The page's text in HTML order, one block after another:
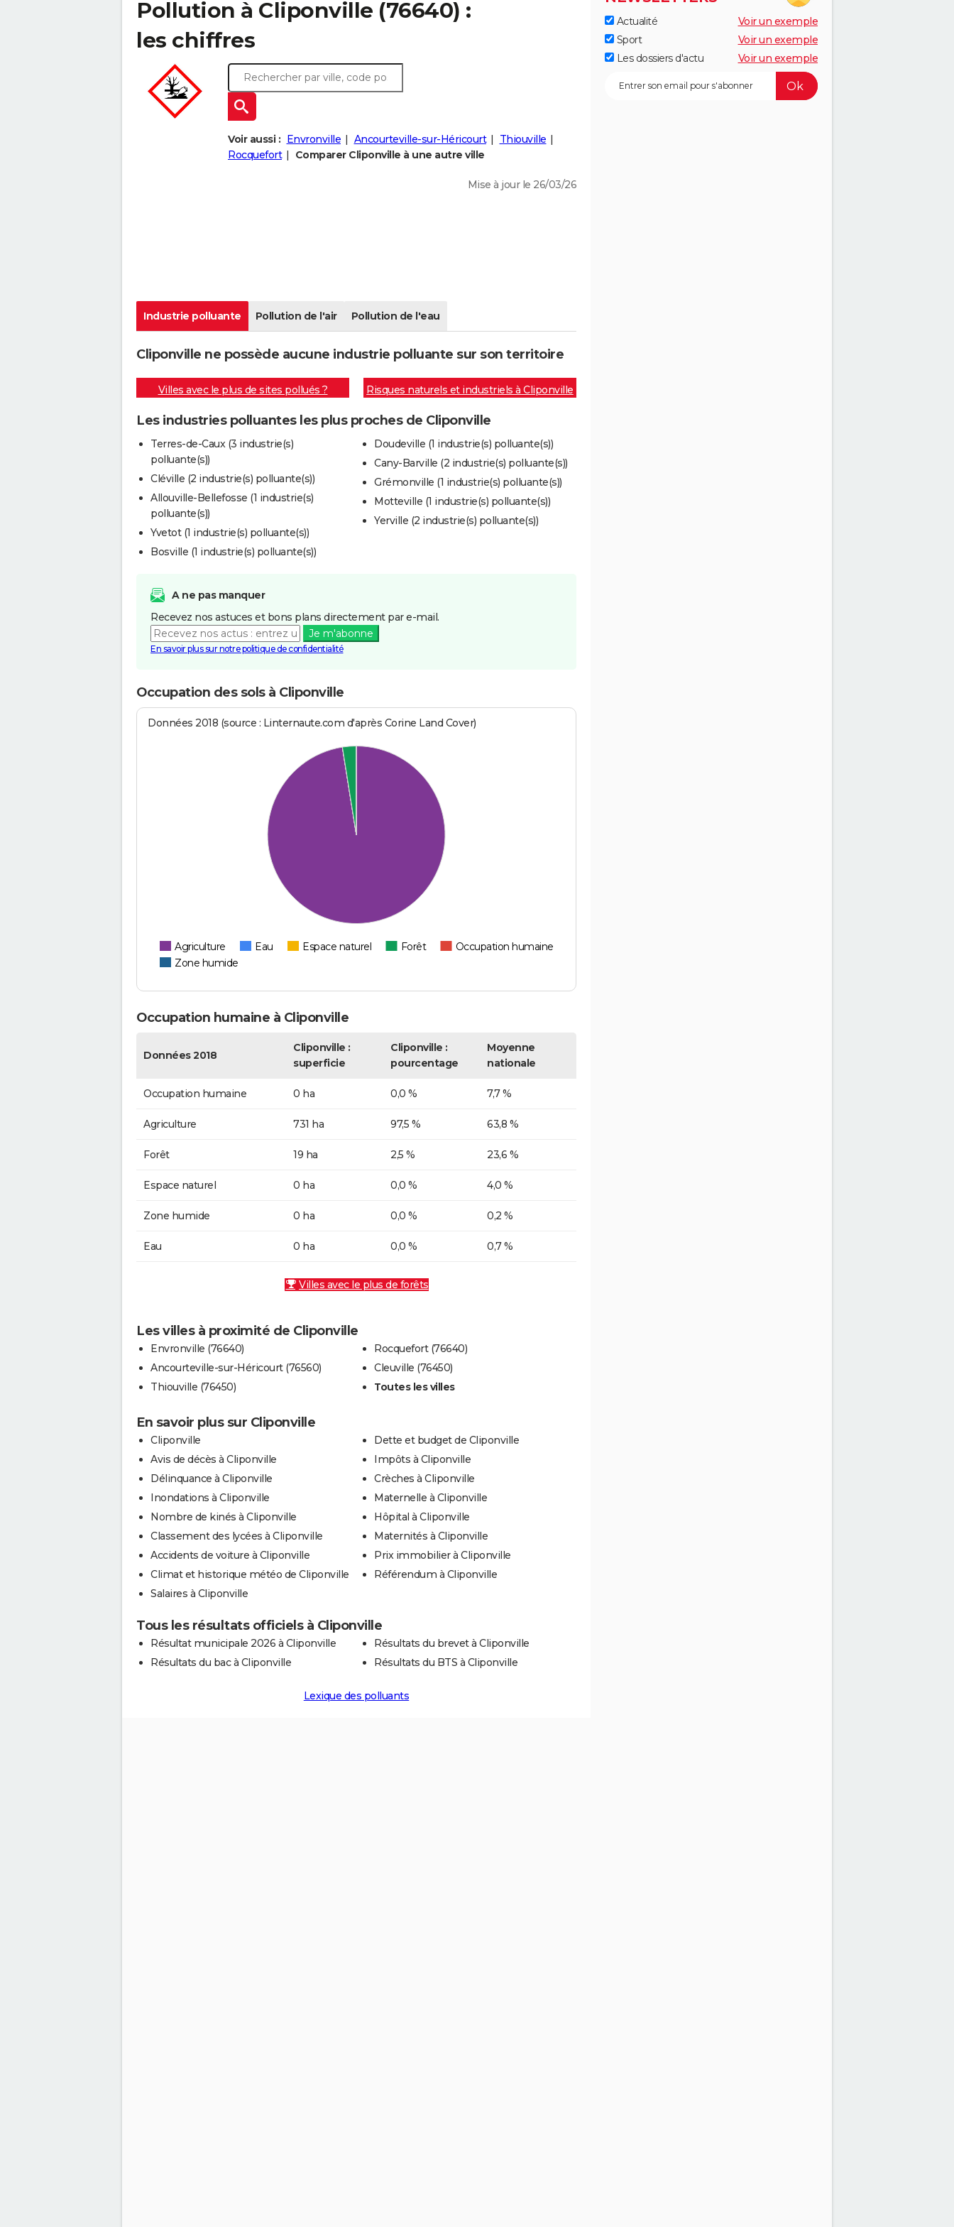
Pollution à Cliponville (76640) :
les chiffres
Voir aussi : Envronville Ancourteville-sur-Héricourt
Thiouville
Rocquefort
Comparer Cliponville à une autre ville
Mise à jour le 26/03/26
Industrie polluante Pollution de l'air Pollution de l'eau
Cliponville ne possède aucune industrie polluante sur son territoire
Villes avec le plus de sites pollués ? Risques naturels et industriels à Cliponville
Les industries polluantes les plus proches de Cliponville
Terres-de-Caux (3 industrie(s)
polluante(s))
Cléville (2 industrie(s) polluante(s))
Allouville-Bellefosse (1 industrie(s)
polluante(s))
Yvetot (1 industrie(s) polluante(s))
Bosville (1 industrie(s) polluante(s))
Doudeville (1 industrie(s) polluante(s))
Cany-Barville (2 industrie(s) polluante(s))
Grémonville (1 industrie(s) polluante(s))
Motteville (1 industrie(s) polluante(s))
Yerville (2 industrie(s) polluante(s))
A ne pas manquer
Recevez nos astuces et bons plans directement par e-mail.
Je m'abonne
En savoir plus sur notre politique de confidentialité
Occupation des sols à Cliponville
Données 2018 (source : Linternaute.com d'après Corine Land Cover)
Agriculture Eau Espace naturel Forêt
Occupation humaine
Zone humide
Occupation humaine à Cliponville
Données 2018
Cliponville :
superficie
Cliponville :
pourcentage
Moyenne
nationale
Occupation humaine 0 ha 0,0 % 7,7 %
Agriculture 731 ha 97,5 % 63,8 %
Forêt 19 ha 2,5 % 23,6 %
Espace naturel 0 ha 0,0 % 4,0 %
Zone humide 0 ha 0,0 % 0,2 %
Eau 0 ha 0,0 % 0,7 %
Villes avec le plus de forêts
Les villes à proximité de Cliponville
Envronville (76640)
Ancourteville-sur-Héricourt (76560)
Thiouville (76450)
Rocquefort (76640)
Cleuville (76450)
Toutes les villes
En savoir plus sur Cliponville
Cliponville
Avis de décès à Cliponville
Délinquance à Cliponville
Inondations à Cliponville
Nombre de kinés à Cliponville
Classement des lycées à Cliponville
Accidents de voiture à Cliponville
Climat et historique météo de Cliponville
Salaires à Cliponville
Dette et budget de Cliponville
Impôts à Cliponville
Crèches à Cliponville
Maternelle à Cliponville
Hôpital à Cliponville
Maternités à Cliponville
Prix immobilier à Cliponville
Référendum à Cliponville
Tous les résultats officiels à Cliponville
Résultat municipale 2026 à Cliponville
Résultats du bac à Cliponville
Résultats du brevet à Cliponville
Résultats du BTS à Cliponville
Lexique des polluants
Actualité
Voir un exemple
Sport
Voir un exemple
Les dossiers d'actu
Voir un exemple